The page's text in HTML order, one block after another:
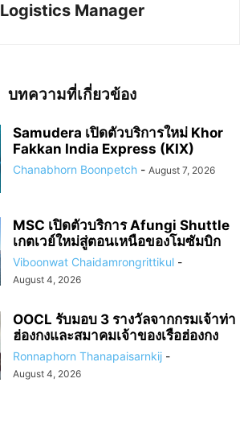
Logistics Manager
บทความที่เกี่ยวข้อง
Samudera เปิดตัวบริการใหม่ Khor
Fakkan India Express (KIX)
Chanabhorn Boonpetch - August 7, 2026
MSC เปิดตัวบริการ Afungi Shuttle
เกตเวย์ใหม่สู่ตอนเหนือของโมซัมบิก
Viboonwat Chaidamrongrittikul -
August 4, 2026
OOCL รับมอบ 3 รางวัลจากกรมเจ้าท่า
ฮ่องกงและสมาคมเจ้าของเรือฮ่องกง
Ronnaphorn Thanapaisarnkij -
August 4, 2026